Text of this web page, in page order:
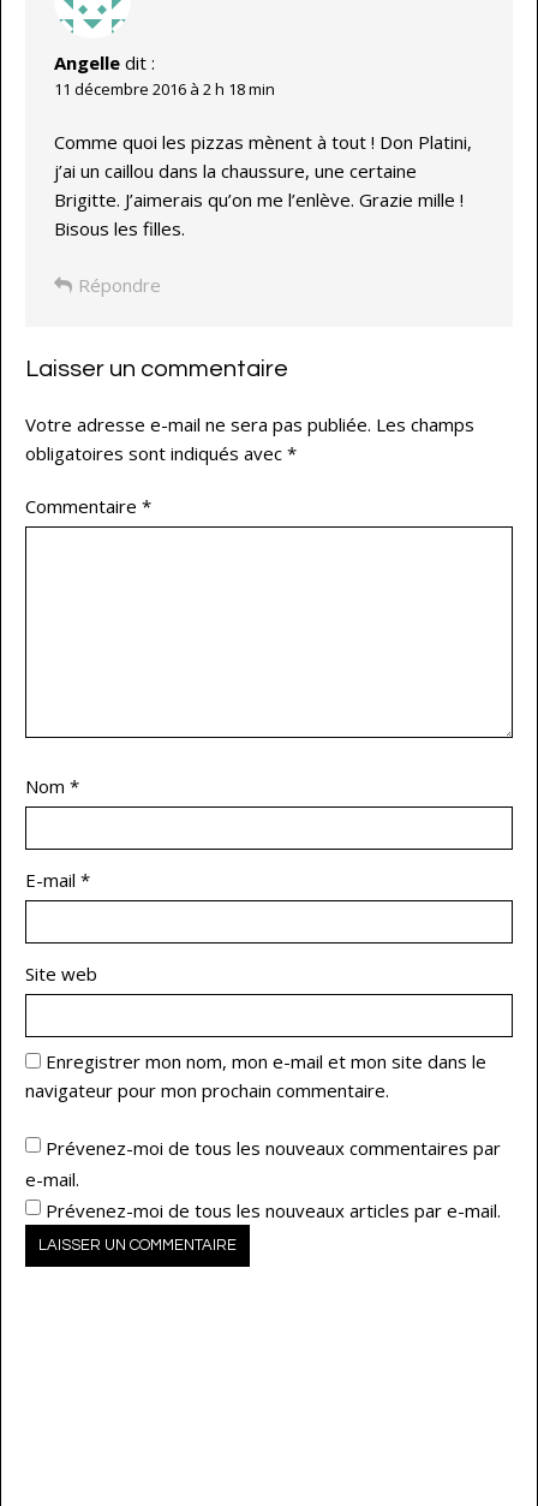
Angelle dit :
11 décembre 2016 à 2 h 18 min
Comme quoi les pizzas mènent à tout ! Don Platini,
j’ai un caillou dans la chaussure, une certaine
Brigitte. J’aimerais qu’on me l’enlève. Grazie mille !
Bisous les filles.
Répondre
Laisser un commentaire
Votre adresse e-mail ne sera pas publiée. Les champs
obligatoires sont indiqués avec *
Commentaire *
Nom *
E-mail *
Site web
Enregistrer mon nom, mon e-mail et mon site dans le
navigateur pour mon prochain commentaire.
Prévenez-moi de tous les nouveaux commentaires par
e-mail.
Prévenez-moi de tous les nouveaux articles par e-mail.